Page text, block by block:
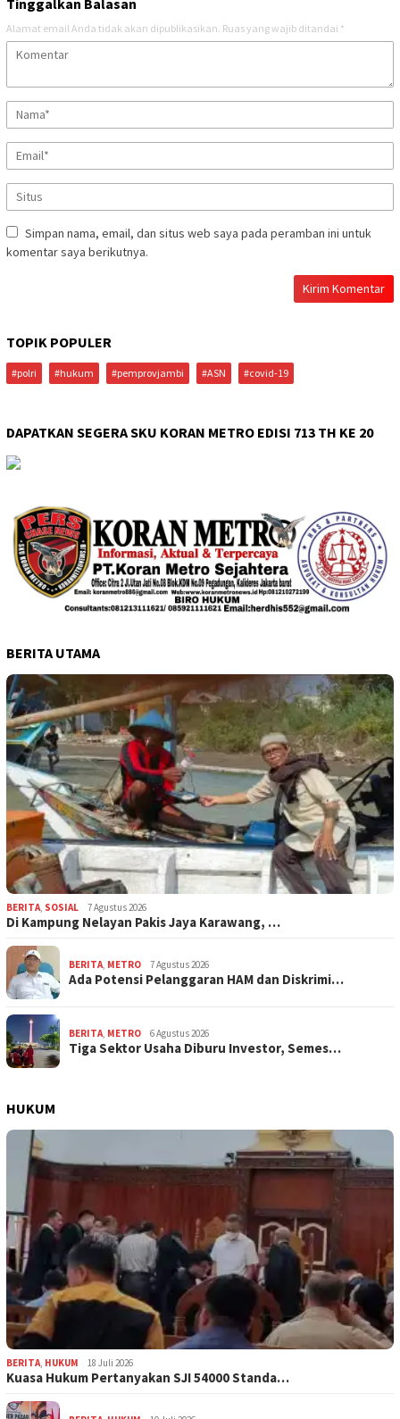
Alamat email Anda tidak akan dipublikasikan. Ruas yang wajib ditandai *
Simpan nama, email, dan situs web saya pada peramban ini untuk
komentar saya berikutnya.
TOPIK POPULER
#polri #hukum #pemprovjambi #ASN #covid-19
DAPATKAN SEGERA SKU KORAN METRO EDISI 713 TH KE 20
BERITA UTAMA
BERITA, SOSIAL 7 Agustus 2026
Di Kampung Nelayan Pakis Jaya Karawang, …
BERITA, METRO 7 Agustus 2026
Ada Potensi Pelanggaran HAM dan Diskrimi…
BERITA, METRO 6 Agustus 2026
Tiga Sektor Usaha Diburu Investor, Semes…
HUKUM
BERITA, HUKUM 18 Juli 2026
Kuasa Hukum Pertanyakan SJI 54000 Standa…